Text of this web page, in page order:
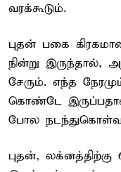
வரக்கூடும்.
புதன் பகை
நின்று இருந்தால்,
சேரும். எந்த
கொண்டே
போல
புதன்,